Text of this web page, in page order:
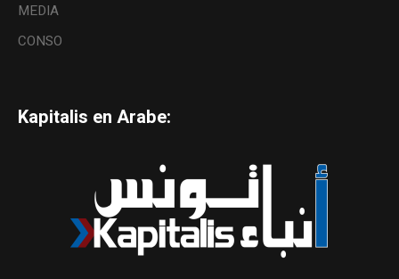
MEDIA
CONSO
Kapitalis en Arabe: